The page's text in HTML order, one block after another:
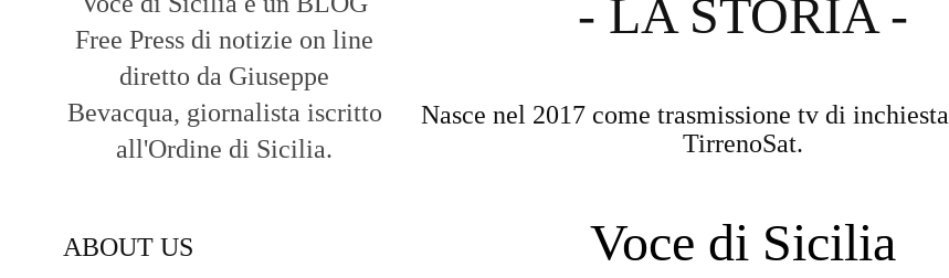
Free Press di notizie on line
diretto da Giuseppe
Bevacqua, giornalista iscritto
all'Ordine di Sicilia.
ABOUT US
- LA STORIA -
Nasce nel 2017 come trasmissione tv di
TirrenoSat.
Voce di Sicilia